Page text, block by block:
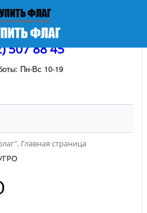
507 88 45
Пн-Вс 10-19
Главная страница